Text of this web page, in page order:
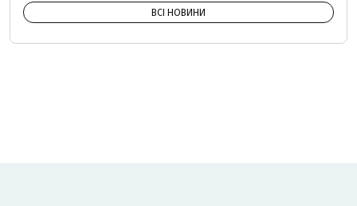
ВСІ НОВИНИ